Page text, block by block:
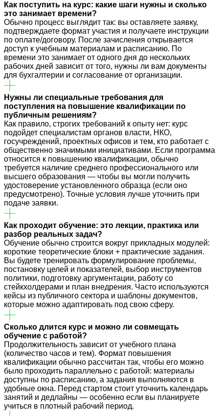
Как поступить на курс: какие шаги нужны и сколько
это занимает времени?
Обычно процесс выглядит так: вы оставляете заявку,
подтверждаете формат участия и получаете инструкции
по оплате/договору. После зачисления открывается
доступ к учебным материалам и расписанию. По
времени это занимает от одного дня до нескольких
рабочих дней зависит от того, нужны ли вам документы
для бухгалтерии и согласование от организации.
Нужны ли специальные требования для
поступления на повышение квалификации по
публичным решениям?
Как правило, строгих требований к опыту нет: курс
подойдет специалистам органов власти, НКО,
госучреждений, проектных офисов и тем, кто работает с
общественно значимыми инициативами. Если программа
относится к повышению квалификации, обычно
требуется наличие среднего профессионального или
высшего образования — чтобы вы могли получить
удостоверение установленного образца (если оно
предусмотрено). Точные условия лучше уточнить при
подаче заявки.
Как проходит обучение: это лекции, практика или
разбор реальных задач?
Обучение обычно строится вокруг прикладных модулей:
короткие теоретические блоки + практические задания.
Вы будете тренировать формулирование проблемы,
постановку целей и показателей, выбор инструментов
политики, подготовку аргументации, работу со
стейкхолдерами и план внедрения. Часто используются
кейсы из публичного сектора и шаблоны документов,
которые можно адаптировать под свою сферу.
Сколько длится курс и можно ли совмещать
обучение с работой?
Продолжительность зависит от учебного плана
(количество часов и тем). Формат повышения
квалификации обычно рассчитан так, чтобы его можно
было проходить параллельно с работой: материалы
доступны по расписанию, а задания выполняются в
удобные окна. Перед стартом стоит уточнить календарь
занятий и дедлайны — особенно если вы планируете
учиться в плотный рабочий период.